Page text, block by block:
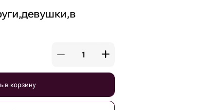
в корзину